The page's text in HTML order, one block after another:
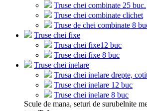
Truse chei combinate 25 buc.
Truse chei combinate clichet
Truse de chei combinate 8
Truse chei fixe
Trusa chei fixe12 buc
Truse chei fixe 8 buc
Truse chei inelare
Trusa chei inelare drepte,
Truse chei inelare 12 buc
Truse chei inelare 8 buc
Scule de mana, seturi de surubelnite